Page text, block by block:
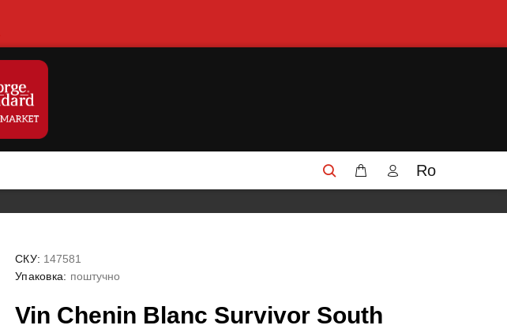
Ro
СКУ: 147581
Упаковка: поштучно
Vin Chenin Blanc Survivor South